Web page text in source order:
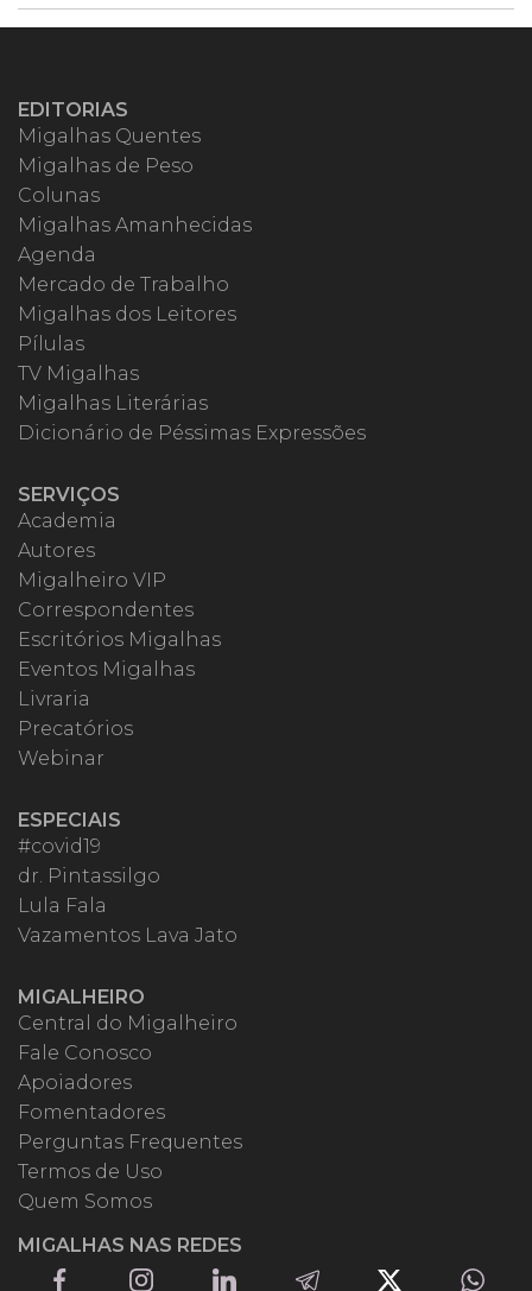
EDITORIAS
Migalhas Quentes
Migalhas de Peso
Colunas
Migalhas Amanhecidas
Agenda
Mercado de Trabalho
Migalhas dos Leitores
Pílulas
TV Migalhas
Migalhas Literárias
Dicionário de Péssimas Expressões
SERVIÇOS
Academia
Autores
Migalheiro VIP
Correspondentes
Escritórios Migalhas
Eventos Migalhas
Livraria
Precatórios
Webinar
ESPECIAIS
#covid19
dr. Pintassilgo
Lula Fala
Vazamentos Lava Jato
MIGALHEIRO
Central do Migalheiro
Fale Conosco
Apoiadores
Fomentadores
Perguntas Frequentes
Termos de Uso
Quem Somos
MIGALHAS NAS REDES